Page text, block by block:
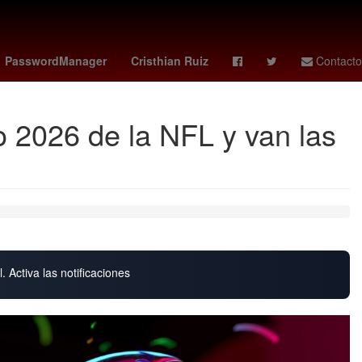
PasswordManager Cristhian Ruiz Contacto
Comisión Nacional Forestal Germán Berterame
2026 de la NFL y van las
Activa las notificaciones